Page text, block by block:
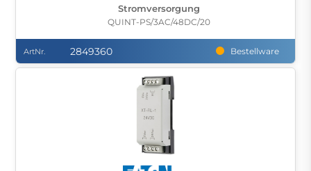
Stromversorgung
QUINT-PS/3AC/48DC/20
ArtNr. 2849360 Bestellware